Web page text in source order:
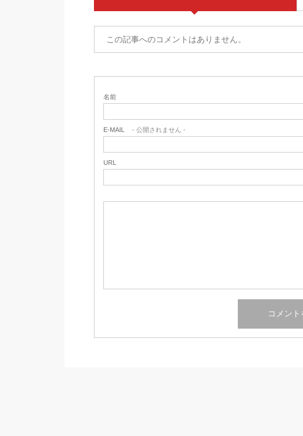
この記事へのコメントはありません。
名前
E-MAIL - 公開されません -
URL